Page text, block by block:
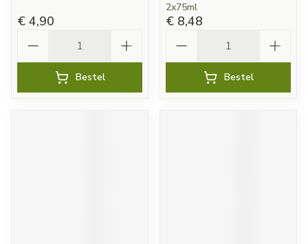
€ 4,90
Bestel
2x75ml
€ 8,48
Bestel